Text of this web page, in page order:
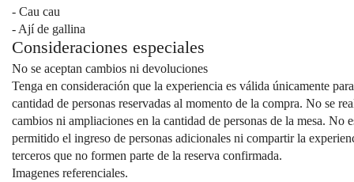
- Cau cau
- Ají de gallina
Consideraciones especiales
No se aceptan cambios ni devoluciones
Tenga en consideración que la experiencia es válida únicamente
cantidad de personas reservadas al momento de la compra. No se
cambios ni ampliaciones en la cantidad de personas de la mesa. No
permitido el ingreso de personas adicionales ni compartir la
terceros que no formen parte de la reserva confirmada.
Imagenes referenciales.